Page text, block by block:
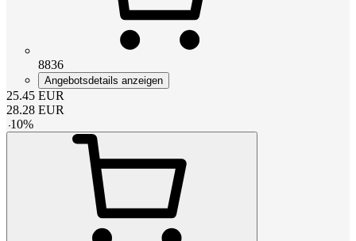
8836
Angebotsdetails anzeigen
25.45 EUR
28.28 EUR
-10%